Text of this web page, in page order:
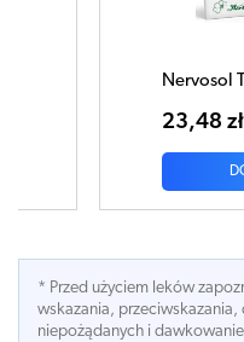
Nervosol
34,06 zł
* Przed użyciem leków
wskazania, przeciwskazania,
niepożądanych i